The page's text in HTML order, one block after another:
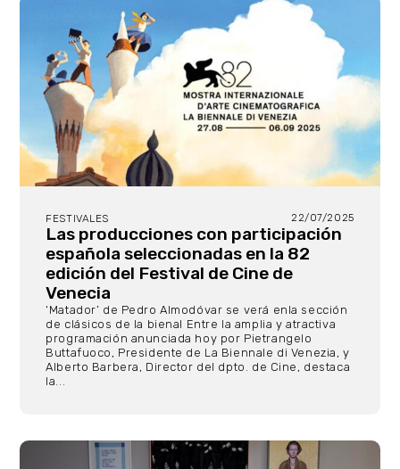
FESTIVALES 22/07/2025
Las producciones con participación
española seleccionadas en la 82
edición del Festival de Cine de
Venecia
‘Matador’ de Pedro Almodóvar se verá enla sección
de clásicos de la bienal Entre la amplia y atractiva
programación anunciada hoy por Pietrangelo
Buttafuoco, Presidente de La Biennale di Venezia, y
Alberto Barbera, Director del dpto. de Cine, destaca
la...